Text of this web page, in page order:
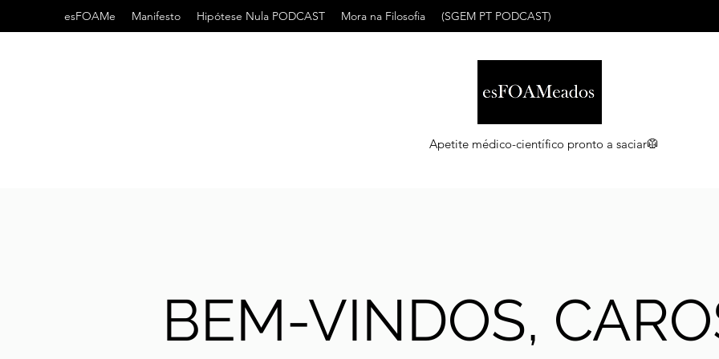
esFOAMe Manifesto Hipótese Nula PODCAST Mora na Filosofia (SGEM PT PODCAST)
Apetite médico-científico pronto a saciar🥼
BEM-VINDOS,